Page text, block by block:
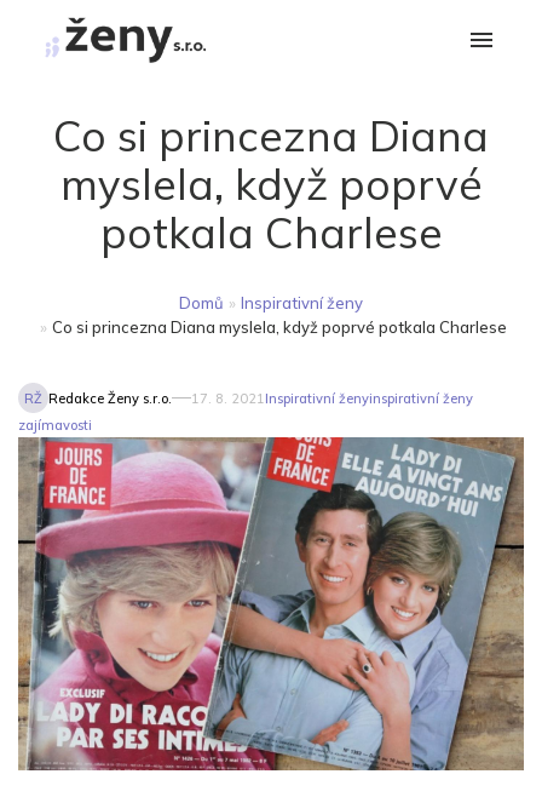
Co si princezna Diana
myslela, když poprvé
potkala Charlese
Domů » Inspirativní ženy
» Co si princezna Diana myslela, když poprvé potkala Charlese
RŽ Redakce Ženy s.r.o. 17. 8. 2021 Inspirativní ženyinspirativní ženy
zajímavosti